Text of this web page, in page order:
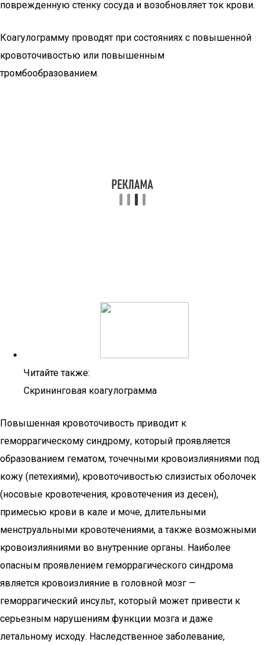
поврежденную стенку сосуда и возобновляет ток крови.
Коагулограмму проводят при состояниях с повышенной
кровоточивостью или повышенным
тромбообразованием.
Читайте также:
Скрининговая коагулограмма
Повышенная кровоточивость приводит к
геморрагическому синдрому, который проявляется
образованием гематом, точечными кровоизлияниями под
кожу (петехиями), кровоточивостью слизистых оболочек
(носовые кровотечения, кровотечения из десен),
примесью крови в кале и моче, длительными
менструальными кровотечениями, а также возможными
кровоизлияниями во внутренние органы. Наиболее
опасным проявлением геморрагического синдрома
является кровоизлияние в головной мозг —
геморрагический инсульт, который может привести к
серьезным нарушениям функции мозга и даже
летальному исходу. Наследственное заболевание,